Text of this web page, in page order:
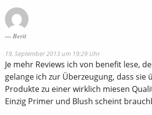
Berit
19. September 2013 um 19:29 Uhr
Je mehr Reviews ich von benefit lese,
gelange ich zur Überzeugung, dass sie
Produkte zu einer wirklich miesen
Einzig Primer und Blush scheint